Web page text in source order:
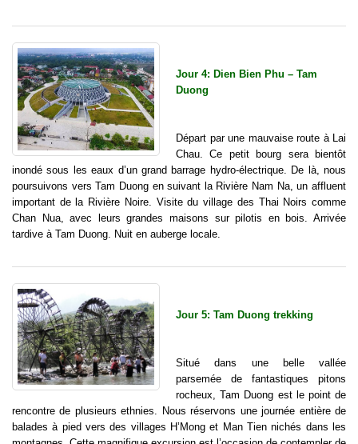
Jour 4: Dien Bien Phu – Tam
Duong
Départ par une mauvaise route à Lai
Chau. Ce petit bourg sera bientôt
inondé sous les eaux d’un grand barrage hydro-électrique. De là, nous
poursuivons vers Tam Duong en suivant la Rivière Nam Na, un affluent
important de la Rivière Noire. Visite du village des Thai Noirs comme
Chan Nua, avec leurs grandes maisons sur pilotis en bois. Arrivée
tardive à Tam Duong. Nuit en auberge locale.
Jour 5: Tam Duong trekking
Situé dans une belle vallée
parsemée de fantastiques pitons
rocheux, Tam Duong est le point de
rencontre de plusieurs ethnies. Nous réservons une journée entière de
balades à pied vers des villages H’Mong et Man Tien nichés dans les